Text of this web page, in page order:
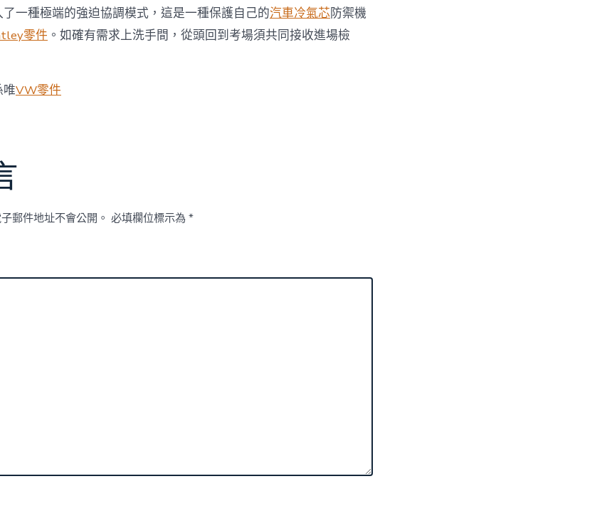
一種極端的強迫協調模式，這是一種保護自己的汽車冷氣芯防禦機
零件 。如確有需求上洗手間，從頭回到考場須共同接收進場檢
唯VW零件
郵件地址不會公開。 必填欄位標示為 *